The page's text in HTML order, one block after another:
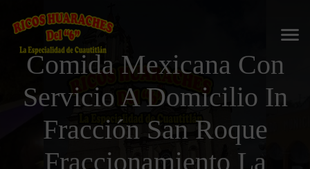
Comida Mexicana Con
Servicio A Domicilio In
Fracción San Roque
Fraccionamiento La